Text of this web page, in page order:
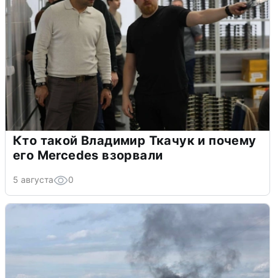
Кто такой Владимир Ткачук и почему
его Mercedes взорвали
5 августа 0